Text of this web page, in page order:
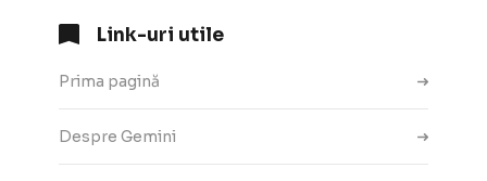
Link-uri utile
Prima pagină
Despre Gemini